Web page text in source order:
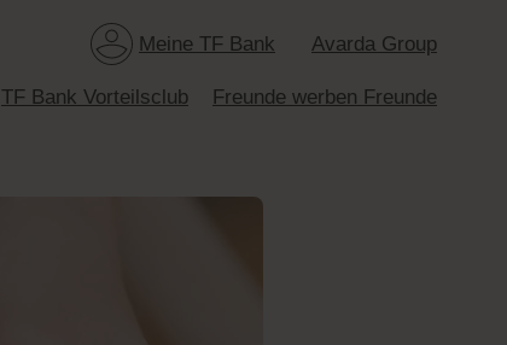
TF Bank Vorteilsclub Freunde werben Freunde
Meine TF Bank Avarda Group